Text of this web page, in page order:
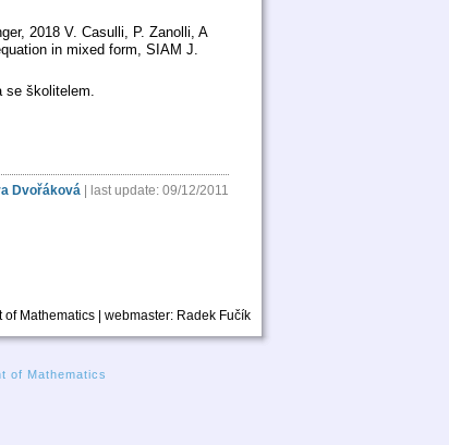
2018 V. Casulli, P. Zanolli, A
in mixed form, SIAM J.
školitelem.
Dvořáková | last update: 09/12/2011
Mathematics | webmaster: Radek Fučík
of Mathematics